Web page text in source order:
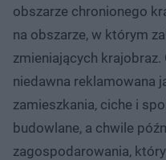
obszarze chronionego
na obszarze, w którym
zmieniających krajobraz.
niedawna reklamowana
zamieszkania, ciche i
budowlane, a chwile
zagospodarowania,